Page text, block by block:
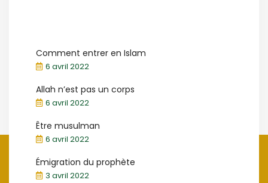
Comment entrer en Islam
6 avril 2022
Allah n’est pas un corps
6 avril 2022
Être musulman
6 avril 2022
Émigration du prophète
3 avril 2022